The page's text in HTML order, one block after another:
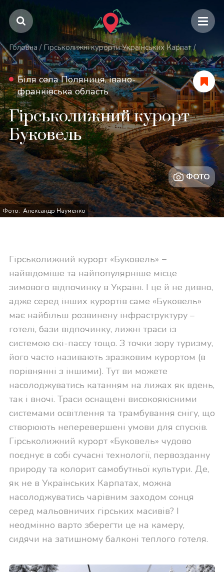
Головна / Гірськолижні курорти Українських Карпат /
Біля села Поляниця, івано-
франківська область
Гірськолижний курорт
Буковель
ФОТО
Фото: Александр Науменко
Гірськолижний курорт «Буковель» −
найвідоміше та найпопулярніше місце
зимового відпочинку в Україні. І це й не дивно,
адже серед інших курортів саме «Буковель»
має найбільш розвинену інфраструктуру –
готелі, бази відпочинку, лижні траси із
системою скі-пассу тощо. З точки зору туризму,
його часто називають зразковим курортом (в
порівнянні з іншими). Тут ви можете
насолоджуватись катанням на лижах як вдень,
так і вночі. Траси оснащені високоякісними
системами освітлення та трамбування снігу, що
створюють неперевершені умови для спусків.
Гірськолижний курорт «Буковель» чудово
поєднує в собі сучасні технології, первозданну
природу та колорит самобутньої культури. Де,
як не в Українських Карпатах, можна
насолоджуватись чарівним заходом сонця
серед мальовничих гірських масивів? І
неодмінно варто зберегти це на камеру,
сидячи на затишному балконі теплого готеля.